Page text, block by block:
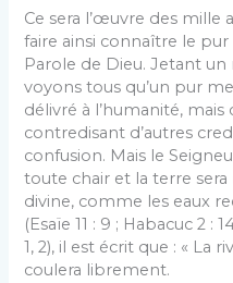
Ce sera l’œuvre des mille
faire ainsi connaître le
Parole de Dieu. Jetant
voyons tous qu’un pur
délivré à l’humanité,
contredisant d’autres
confusion. Mais le
toute chair et la terre
divine, comme les eaux
(Esaïe 11 : 9 ; Habacuc 2 :
1, 2), il est écrit que : « La
coulera librement.